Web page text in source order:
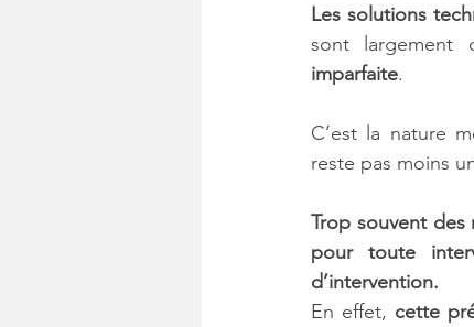
Les solutions
sont largement
imparfaite.
C’est la nature
reste pas moins
Trop souvent des
pour toute
d’intervention.
En effet, cette